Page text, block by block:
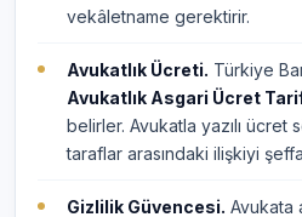
vekâletname gerektirir.
Avukatlık Ücreti. Türkiye
Avukatlık Asgari Ücret
belirler. Avukatla yazılı ücret
taraflar arasındaki ilişkiyi
Gizlilik Güvencesi. Avukata